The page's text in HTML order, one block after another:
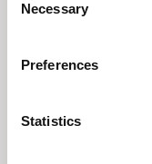
Selection
Necessary
Preferences
Statistics